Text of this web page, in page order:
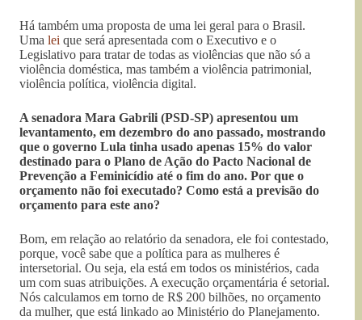
Há também uma proposta de uma lei geral para o Brasil.
Uma lei que será apresentada com o Executivo e o
Legislativo para tratar de todas as violências que não só a
violência doméstica, mas também a violência patrimonial,
violência política, violência digital.
A senadora Mara Gabrili (PSD-SP) apresentou um
levantamento, em dezembro do ano passado, mostrando
que o governo Lula tinha usado apenas 15% do valor
destinado para o Plano de Ação do Pacto Nacional de
Prevenção a Feminicídio até o fim do ano. Por que o
orçamento não foi executado? Como está a previsão do
orçamento para este ano?
Bom, em relação ao relatório da senadora, ele foi contestado,
porque, você sabe que a política para as mulheres é
intersetorial. Ou seja, ela está em todos os ministérios, cada
um com suas atribuições. A execução orçamentária é setorial.
Nós calculamos em torno de R$ 200 bilhões, no orçamento
da mulher, que está linkado ao Ministério do Planejamento.